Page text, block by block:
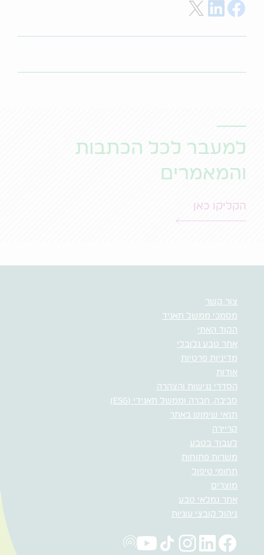
Share on Facebook
Share on LinkedIn
למעבר לכל הכתבות
והמאמרים
הקליקו כאן
צור קשר
מסמכי ממשל תאגיד
הקוד האתי
אתר טבע גלובלי
מדיניות פרטיות
אודות
הסדרי נגישות והצהרה
סביבה, חברה וממשל תאגידי (ESG)
תנאי שימוש באתר
קריירה
לעבוד בטבע
משרות פתוחות
תחומי טיפול
מוצרים
אתר גמלאי טבע
ניהול קובצי עוגיות